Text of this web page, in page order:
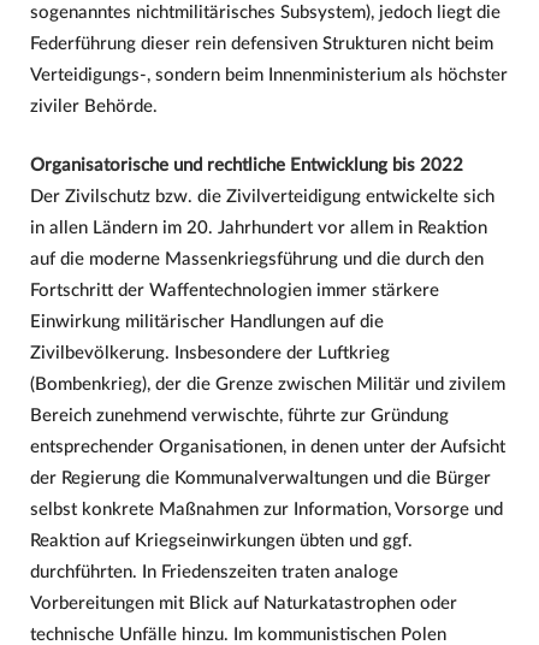
sogenanntes nichtmilitärisches Subsystem), jedoch liegt die
Federführung dieser rein defensiven Strukturen nicht beim
Verteidigungs-, sondern beim Innenministerium als höchster
ziviler Behörde.
Organisatorische und rechtliche Entwicklung bis 2022
Der Zivilschutz bzw. die Zivilverteidigung entwickelte sich
in allen Ländern im 20. Jahrhundert vor allem in Reaktion
auf die moderne Massenkriegsführung und die durch den
Fortschritt der Waffentechnologien immer stärkere
Einwirkung militärischer Handlungen auf die
Zivilbevölkerung. Insbesondere der Luftkrieg
(Bombenkrieg), der die Grenze zwischen Militär und zivilem
Bereich zunehmend verwischte, führte zur Gründung
entsprechender Organisationen, in denen unter der Aufsicht
der Regierung die Kommunalverwaltungen und die Bürger
selbst konkrete Maßnahmen zur Information, Vorsorge und
Reaktion auf Kriegseinwirkungen übten und ggf.
durchführten. In Friedenszeiten traten analoge
Vorbereitungen mit Blick auf Naturkatastrophen oder
technische Unfälle hinzu. Im kommunistischen Polen